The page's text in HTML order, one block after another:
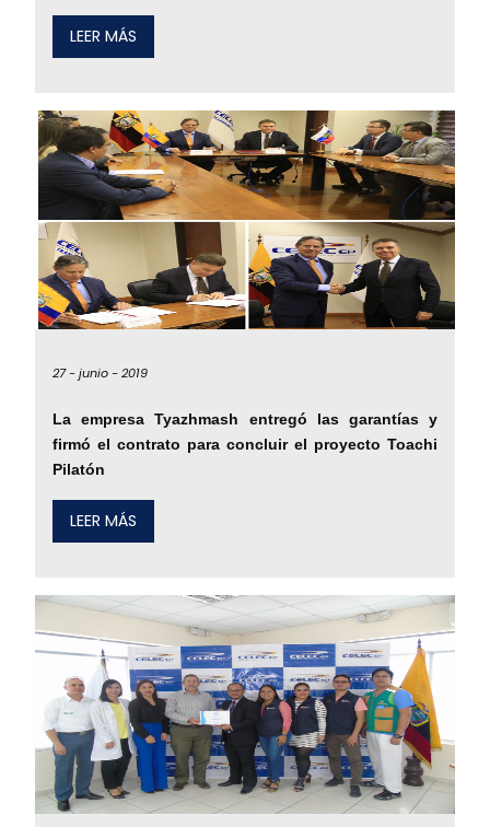
LEER MÁS
27 -junio -2019
La empresa Tyazhmash entregó las garantías y
firmó el contrato para concluir el proyecto Toachi
Pilatón
LEER MÁS